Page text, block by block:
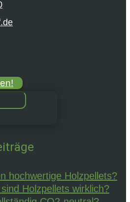
hochwertige Holzpellets?
Holzpellets wirklich?